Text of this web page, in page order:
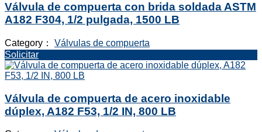
Válvula de compuerta con brida soldada ASTM
A182 F304, 1/2 pulgada, 1500 LB
Category： Válvulas de compuerta
Solicitar
Válvula de compuerta de acero inoxidable
dúplex, A182 F53, 1/2 IN, 800 LB